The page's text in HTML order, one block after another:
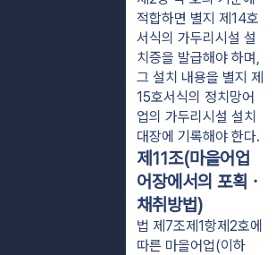
적합하면 별지 제14호
서식의 가두리시설 설
치증을 발급해야 하며,
그 설치 내용을 별지 제
15호서식의 정치망어
업의 가두리시설 설치
대장에 기록해야 한다.
제11조(마을어업
어장에서의 포획ㆍ
채취방법)
법 제7조제1항제2호에
따른 마을어업(이하